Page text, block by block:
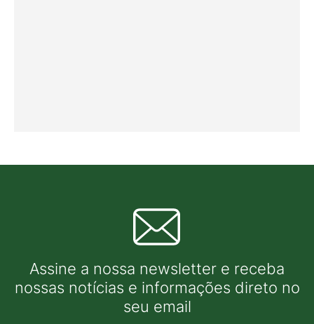
Assine a nossa newsletter e receba
nossas notícias e informações direto no
seu email